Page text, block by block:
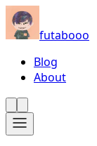
futabooo
Blog
About